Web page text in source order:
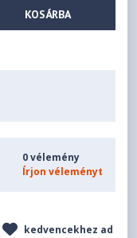
KOSÁRBA
0 vélemény
Írjon véleményt
kedvencekhez ad